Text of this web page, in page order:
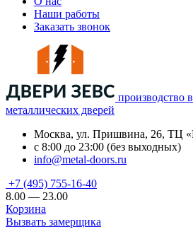
Наши работы
Заказать звонок
производство
металлических дверей
Москва, ул. Пришвина, 26, ТЦ
с 8:00 до 23:00 (без выходных)
info@metal-doors.ru
+7 (495) 755-16-40
8.00 — 23.00
Корзина
Вызвать замерщика